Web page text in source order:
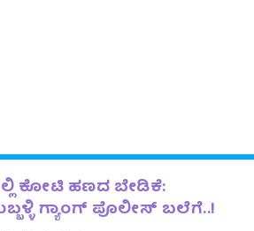
ಕೋಟಿ ಹಣದ ಬೇಡಿಕೆ:
ಗ್ಯಾಂಗ್ ಪೊಲೀಸ್ ಬಲೆಗೆ..!